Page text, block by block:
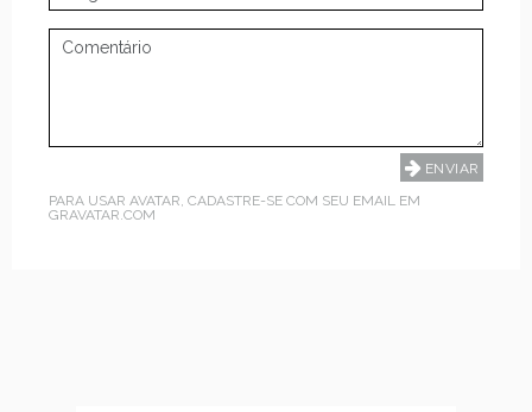
PARA USAR AVATAR, CADASTRE-SE COM SEU EMAIL EM
GRAVATAR.COM